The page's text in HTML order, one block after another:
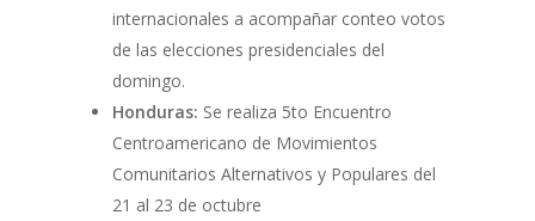
internacionales a acompañar conteo votos
de las elecciones presidenciales del
domingo.
Honduras: Se realiza 5to Encuentro
Centroamericano de Movimientos
Comunitarios Alternativos y Populares del
21 al 23 de octubre